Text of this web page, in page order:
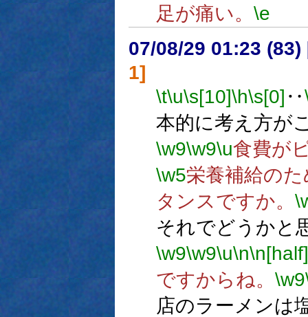
足が痛い。 \e
07/08/29 01:23 (83)
1]
\t\u\s[10]\h\s[0] ‥
本的に考え方が
\w9\w9\u食費が
\w5栄養補給の
タンスですか。
それでどうかと
\w9\w9\u\n\n[half]
ですからね。 \w9
店のラーメンは